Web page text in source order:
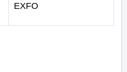
EXFO